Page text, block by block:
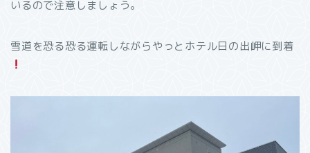
いるので注意しましょう。
雪道を恐る恐る運転しながらやっとホテル日の出岬に到着